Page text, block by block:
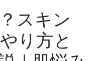
スキン
り方と